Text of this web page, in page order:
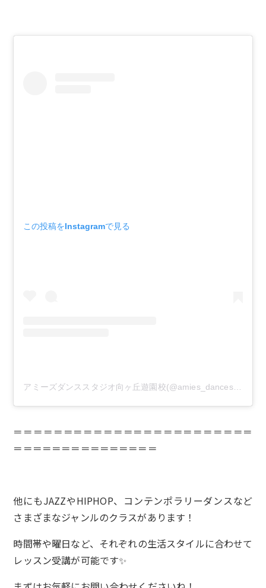
この投稿をInstagramで見る
アミーズダンススタジオ向ヶ丘遊園校(@amies_dancestudio)がシェアした投稿
＝＝＝＝＝＝＝＝＝＝＝＝＝＝＝＝＝＝＝＝＝＝＝＝
＝＝＝＝＝＝＝＝＝＝＝＝＝＝＝
他にもJAZZやHIPHOP、コンテンポラリーダンスなど
さまざまなジャンルのクラスがあります！
時間帯や曜日など、それぞれの生活スタイルに合わせて
レッスン受講が可能です✨